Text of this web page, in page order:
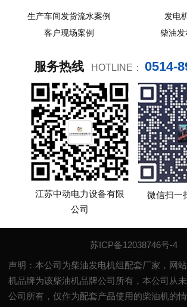
生产车间发货流水案例
客户现场案例
发电
柴油
服务热线 HOTLINE： 0514-
江苏中动电力设备有限
公司
微信扫一
苏ICP备12038746号-4
声明：本公司为柴油发电机组配套厂家，网
机品牌为该柴油机品牌公司所有，本公司从
公司所有，仅作为配套产品使用的柴油机的